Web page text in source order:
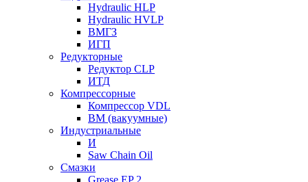
Hydraulic HLP
Hydraulic HVLP
ВМГЗ
ИГП
Редукторные
Редуктор CLP
ИТД
Компрессорные
Компрессор VDL
ВМ (вакуумные)
Индустриальные
И
Saw Chain Oil
Смазки
Grease EP 2